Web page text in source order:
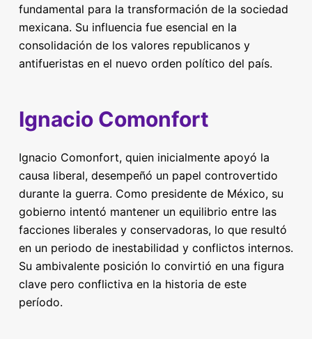
fundamental para la transformación de la sociedad
mexicana. Su influencia fue esencial en la
consolidación de los valores republicanos y
antifueristas en el nuevo orden político del país.
Ignacio Comonfort
Ignacio Comonfort, quien inicialmente apoyó la
causa liberal, desempeñó un papel controvertido
durante la guerra. Como presidente de México, su
gobierno intentó mantener un equilibrio entre las
facciones liberales y conservadoras, lo que resultó
en un periodo de inestabilidad y conflictos internos.
Su ambivalente posición lo convirtió en una figura
clave pero conflictiva en la historia de este
período.